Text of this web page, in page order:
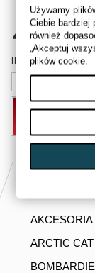
45,00 zł
Ilość
DODAJ DO
ARCTIC CAT
Używamy
Ciebie bardziej
również
„Akceptuj
plików cookie.